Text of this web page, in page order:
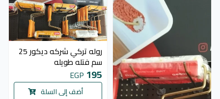
روله تركي شركه ديكور 25
سم فتله طويله
195
EGP
أضف إلى السلة